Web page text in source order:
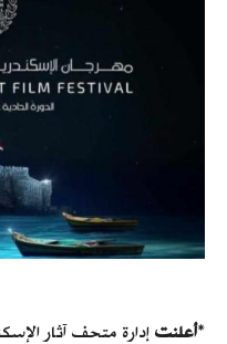
*أعلنت إدارة متحف آثار